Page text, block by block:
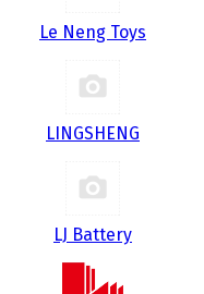
Le Neng Toys
LINGSHENG
LJ Battery